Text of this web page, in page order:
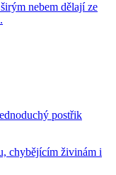
nebem dělají ze
postřik
chybějícím živinám i